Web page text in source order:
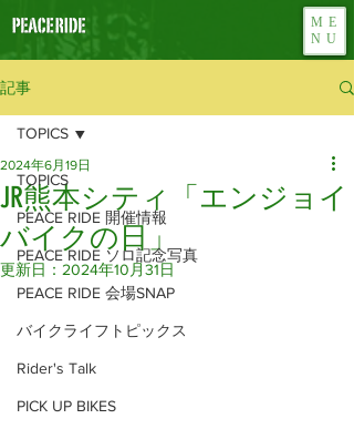
ME
NU
記事
TOPICS
PEACE RIDE 開催情報
PEACE RIDE ソロ記念写真
PEACE RIDE 会場SNAP
バイクライフトピックス
Rider's Talk
PICK UP BIKES
TOPICS
JR熊本シティ「エンジョイ
バイクの日」
2024年6月19日
更新日： 2024年10月31日